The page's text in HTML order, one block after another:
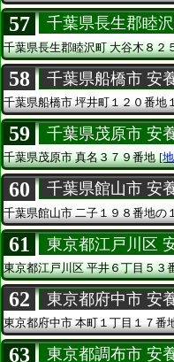
57 千葉県長生郡睦
千葉県長生郡睦沢町大谷木８２
58 千葉県船橋市 安
千葉県船橋市坪井町１２０番地
59 千葉県茂原市 安
千葉県茂原市真名３７９番地 [
60 千葉県館山市 安
千葉県館山市 二子１９８番地の１
61 東京都江戸川区
東京都江戸川区平井６丁目５３
62 東京都府中市 安
東京都府中市本町１丁目１７番
63 東京都調布市 安